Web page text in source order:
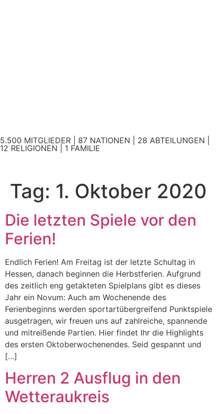
5.500 MITGLIEDER | 87 NATIONEN | 28 ABTEILUNGEN |
12 RELIGIONEN | 1 FAMILIE
Tag: 1. Oktober 2020
Die letzten Spiele vor den
Ferien!
Endlich Ferien! Am Freitag ist der letzte Schultag in
Hessen, danach beginnen die Herbstferien. Aufgrund
des zeitlich eng getakteten Spielplans gibt es dieses
Jahr ein Novum: Auch am Wochenende des
Ferienbeginns werden sportartübergreifend Punktspiele
ausgetragen, wir freuen uns auf zahlreiche, spannende
und mitreißende Partien. Hier findet Ihr die Highlights
des ersten Oktoberwochenendes. Seid gespannt und
[…]
Herren 2 Ausflug in den
Wetteraukreis